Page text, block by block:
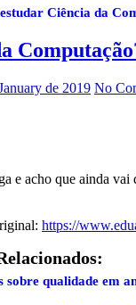
Ciência da
de 2019 No
e acho que ainda
https://
sobre qualidade em